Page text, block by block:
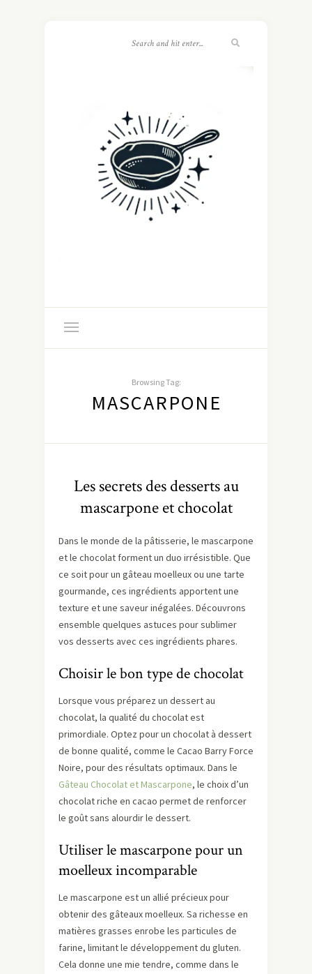
Browsing Tag:
MASCARPONE
Les secrets des desserts au
mascarpone et chocolat
Dans le monde de la pâtisserie, le mascarpone
et le chocolat forment un duo irrésistible. Que
ce soit pour un gâteau moelleux ou une tarte
gourmande, ces ingrédients apportent une
texture et une saveur inégalées. Découvrons
ensemble quelques astuces pour sublimer
vos desserts avec ces ingrédients phares.
Choisir le bon type de chocolat
Lorsque vous préparez un dessert au
chocolat, la qualité du chocolat est
primordiale. Optez pour un chocolat à dessert
de bonne qualité, comme le Cacao Barry Force
Noire, pour des résultats optimaux. Dans le
Gâteau Chocolat et Mascarpone, le choix d’un
chocolat riche en cacao permet de renforcer
le goût sans alourdir le dessert.
Utiliser le mascarpone pour un
moelleux incomparable
Le mascarpone est un allié précieux pour
obtenir des gâteaux moelleux. Sa richesse en
matières grasses enrobe les particules de
farine, limitant le développement du gluten.
Cela donne une mie tendre, comme dans le